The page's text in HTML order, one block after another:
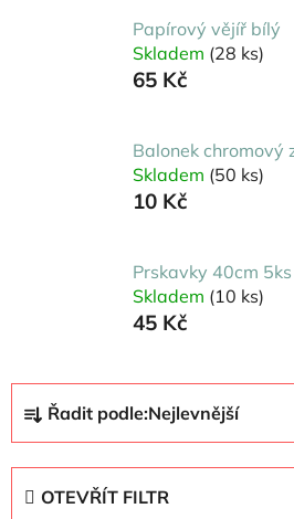
Papírový vějíř bílý
Skladem (28 ks)
65 Kč
Balonek chromový
Skladem (50 ks)
10 Kč
Prskavky 40cm 5ks
Skladem (10 ks)
45 Kč
a
z
Řadit podle:Nejlevnější
OTEVŘÍT FILTR